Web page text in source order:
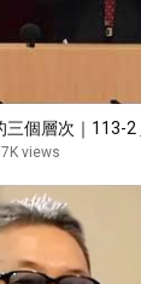
三個層次｜113-
views